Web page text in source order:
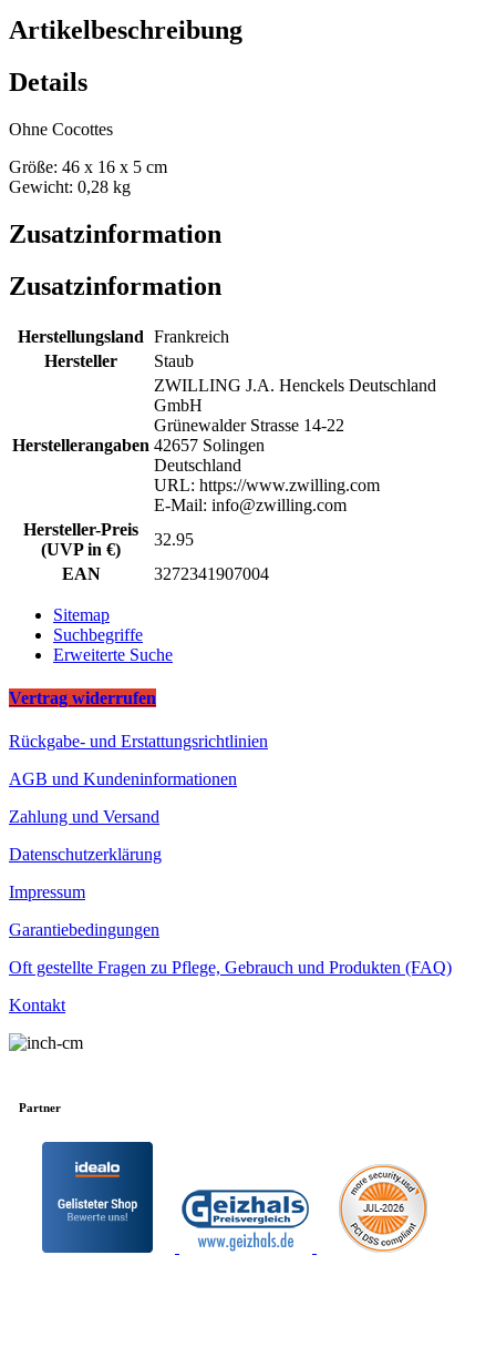
Artikelbeschreibung
Details
Ohne Cocottes
Größe: 46 x 16 x 5 cm
Gewicht: 0,28 kg
Zusatzinformation
Zusatzinformation
Herstellungsland Frankreich
Hersteller
Staub
Herstellerangaben
ZWILLING J.A. Henckels Deutschland
GmbH
Grünewalder Strasse 14-22
42657 Solingen
Deutschland
URL: https://www.zwilling.com
E-Mail: info@zwilling.com
Hersteller-Preis
(UVP in €)
32.95
EAN
3272341907004
Sitemap
Suchbegriffe
Erweiterte Suche
Vertrag widerrufen
Rückgabe- und Erstattungsrichtlinien
AGB und Kundeninformationen
Zahlung und Versand
Datenschutzerklärung
Impressum
Garantiebedingungen
Oft gestellte Fragen zu Pflege, Gebrauch und Produkten (FAQ)
Kontakt
Partner